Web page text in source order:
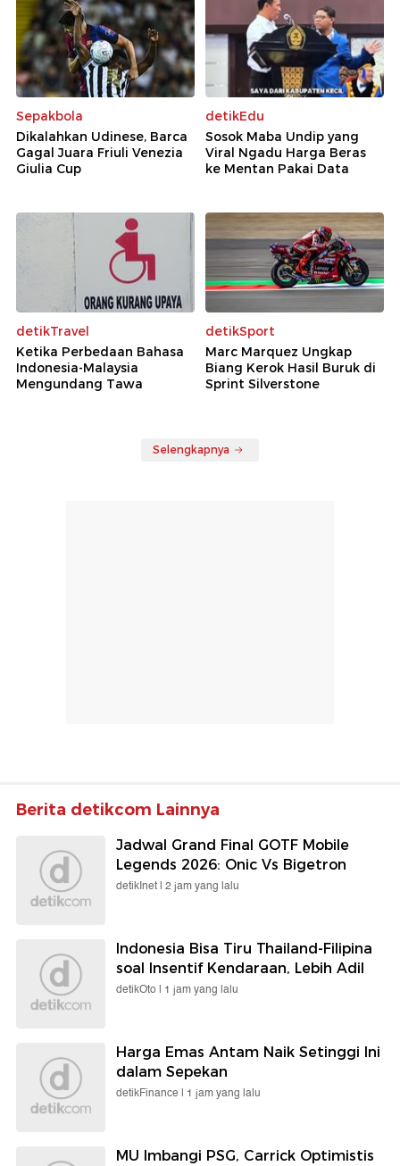
Sepakbola
Dikalahkan Udinese, Barca
Gagal Juara Friuli Venezia
Giulia Cup
detikEdu
Sosok Maba Undip yang
Viral Ngadu Harga Beras
ke Mentan Pakai Data
detikTravel
Ketika Perbedaan Bahasa
Indonesia-Malaysia
Mengundang Tawa
detikSport
Marc Marquez Ungkap
Biang Kerok Hasil Buruk di
Sprint Silverstone
Selengkapnya
Berita detikcom Lainnya
Jadwal Grand Final GOTF Mobile
Legends 2026: Onic Vs Bigetron
detikInet | 2 jam yang lalu
Indonesia Bisa Tiru Thailand-Filipina
soal Insentif Kendaraan, Lebih Adil
detikOto | 1 jam yang lalu
Harga Emas Antam Naik Setinggi Ini
dalam Sepekan
detikFinance | 1 jam yang lalu
MU Imbangi PSG, Carrick Optimistis